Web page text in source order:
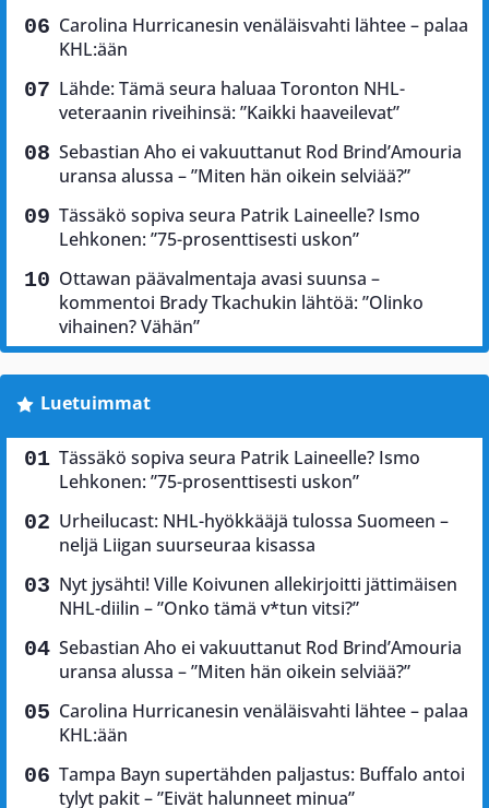
Carolina Hurricanesin venäläisvahti lähtee – palaa
KHL:ään
Lähde: Tämä seura haluaa Toronton NHL-
veteraanin riveihinsä: ”Kaikki haaveilevat”
Sebastian Aho ei vakuuttanut Rod Brind’Amouria
uransa alussa – ”Miten hän oikein selviää?”
Tässäkö sopiva seura Patrik Laineelle? Ismo
Lehkonen: ”75-prosenttisesti uskon”
Ottawan päävalmentaja avasi suunsa –
kommentoi Brady Tkachukin lähtöä: ”Olinko
vihainen? Vähän”
Luetuimmat
Tässäkö sopiva seura Patrik Laineelle? Ismo
Lehkonen: ”75-prosenttisesti uskon”
Urheilucast: NHL-hyökkääjä tulossa Suomeen –
neljä Liigan suurseuraa kisassa
Nyt jysähti! Ville Koivunen allekirjoitti jättimäisen
NHL-diilin – ”Onko tämä v*tun vitsi?”
Sebastian Aho ei vakuuttanut Rod Brind’Amouria
uransa alussa – ”Miten hän oikein selviää?”
Carolina Hurricanesin venäläisvahti lähtee – palaa
KHL:ään
Tampa Bayn supertähden paljastus: Buffalo antoi
tylyt pakit – ”Eivät halunneet minua”